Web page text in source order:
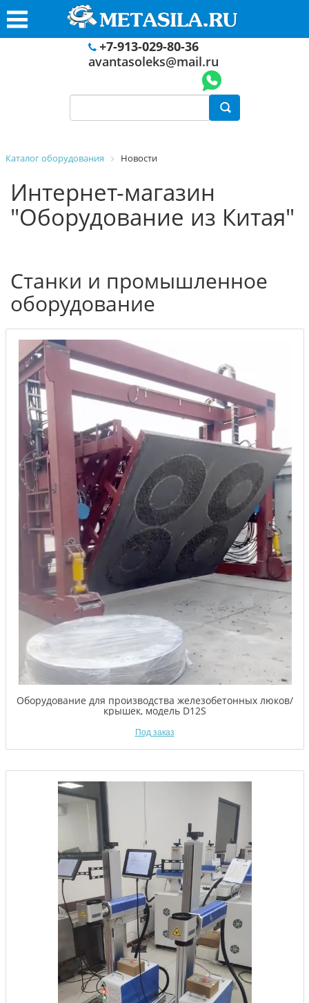
+7-913-029-80-36
avantasoleks@mail.ru
Каталог оборудования Новости
Интернет-магазин
"Оборудование из Китая"
Станки и промышленное
оборудование
Оборудование для производства железобетонных люков/
крышек, модель D12S
Под заказ